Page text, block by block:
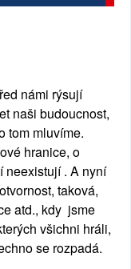
námi rýsují
naši budoucnost,
tom mluvíme.
hranice, o
neexistují . A nyní
taková,
atd., kdy jsme
všichni hráli,
se rozpadá.